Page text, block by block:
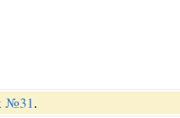
№31.